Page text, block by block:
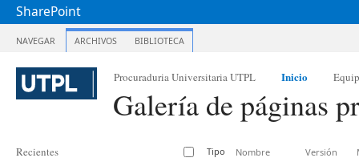
SharePoint
NAVEGAR ARCHIVOS BIBLIOTECA
Procuraduria Universitaria UTPL Inicio
Galería de páginas
Recientes
Tipo Nombre Versión